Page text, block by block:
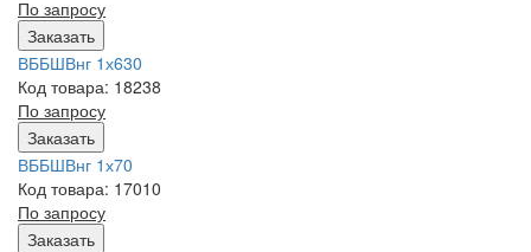
По запросу
Заказать
ВББШВнг 1х630
Код товара: 18238
По запросу
Заказать
ВББШВнг 1х70
Код товара: 17010
По запросу
Заказать